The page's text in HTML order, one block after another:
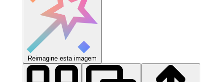
Reimagine esta imagem